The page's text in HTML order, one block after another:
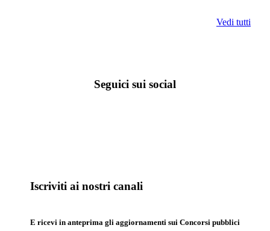
Vedi tutti
Seguici sui social
Iscriviti ai nostri canali
E ricevi in anteprima gli aggiornamenti sui Concorsi pubblici